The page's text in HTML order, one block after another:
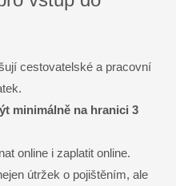
cestovatelské a pracovní
minimálně na hranici 3
online i zaplatit online.
útržek o pojištěním, ale